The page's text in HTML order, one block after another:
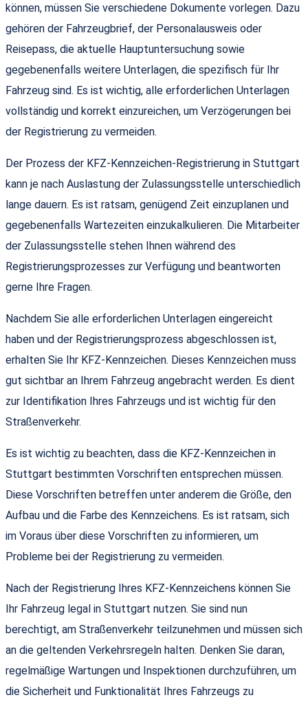
können, müssen Sie verschiedene Dokumente vorlegen. Dazu
gehören der Fahrzeugbrief, der Personalausweis oder
Reisepass, die aktuelle Hauptuntersuchung sowie
gegebenenfalls weitere Unterlagen, die spezifisch für Ihr
Fahrzeug sind. Es ist wichtig, alle erforderlichen Unterlagen
vollständig und korrekt einzureichen, um Verzögerungen bei
der Registrierung zu vermeiden.
Der Prozess der KFZ-Kennzeichen-Registrierung in Stuttgart
kann je nach Auslastung der Zulassungsstelle unterschiedlich
lange dauern. Es ist ratsam, genügend Zeit einzuplanen und
gegebenenfalls Wartezeiten einzukalkulieren. Die Mitarbeiter
der Zulassungsstelle stehen Ihnen während des
Registrierungsprozesses zur Verfügung und beantworten
gerne Ihre Fragen.
Nachdem Sie alle erforderlichen Unterlagen eingereicht
haben und der Registrierungsprozess abgeschlossen ist,
erhalten Sie Ihr KFZ-Kennzeichen. Dieses Kennzeichen muss
gut sichtbar an Ihrem Fahrzeug angebracht werden. Es dient
zur Identifikation Ihres Fahrzeugs und ist wichtig für den
Straßenverkehr.
Es ist wichtig zu beachten, dass die KFZ-Kennzeichen in
Stuttgart bestimmten Vorschriften entsprechen müssen.
Diese Vorschriften betreffen unter anderem die Größe, den
Aufbau und die Farbe des Kennzeichens. Es ist ratsam, sich
im Voraus über diese Vorschriften zu informieren, um
Probleme bei der Registrierung zu vermeiden.
Nach der Registrierung Ihres KFZ-Kennzeichens können Sie
Ihr Fahrzeug legal in Stuttgart nutzen. Sie sind nun
berechtigt, am Straßenverkehr teilzunehmen und müssen sich
an die geltenden Verkehrsregeln halten. Denken Sie daran,
regelmäßige Wartungen und Inspektionen durchzuführen, um
die Sicherheit und Funktionalität Ihres Fahrzeugs zu